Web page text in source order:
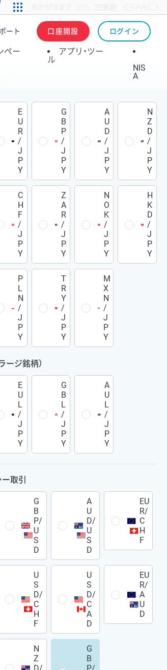
ート 口座開設 ログイン
ペー
アプリ・ツー
ル
NIS
A
E
U
R
/
J
P
Y
G
B
P
/
J
P
Y
A
U
D
/
J
P
Y
N
Z
D
/
J
P
Y
C
H
F
/
J
P
Y
Z
A
R
/
J
P
Y
N
O
K
/
J
P
Y
H
K
D
/
J
P
Y
P
L
N
/
J
P
Y
T
R
Y
/
J
P
Y
M
X
N
/
J
P
Y
ージ銘柄）
E
U
L
/
J
P
Y
G
B
L
/
J
P
Y
A
U
L
/
J
P
Y
取引
G
B
P/
U
S
D
A
U
D/
U
S
D
EU
R/
C
H
F
U
S
D/
C
H
F
U
S
D/
C
A
D
EU
R/
A
U
D
N
Z
G
B